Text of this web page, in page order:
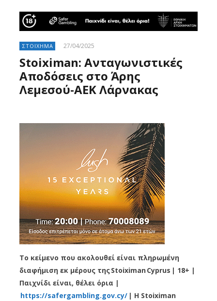
ΣΤΟΙΧΗΜΑ 27/04/2025
Stoiximan: Ανταγωνιστικές
Αποδόσεις στο Άρης
Λεμεσού-ΑΕΚ Λάρνακας
Το κείμενο που ακολουθεί είναι πληρωμένη
διαφήμιση εκ μέρους τηςStoiximanCyprus | 18+ |
Παιχνίδι είναι, θέλει όρια |
https://safergambling.gov.cy/ | Η Stoiximan